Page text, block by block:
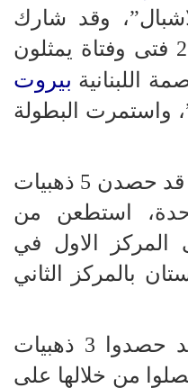
وقد شارك
في هذه المنافسات 213 فتى وفتاة يمثلون
بيروت
واستمرت البطولة
قد حصدن 5 ذهبيات
استطعن من
المركز الاول في
بالمركز الثاني
فقد حصدوا 3 ذهبيات
من خلالها على